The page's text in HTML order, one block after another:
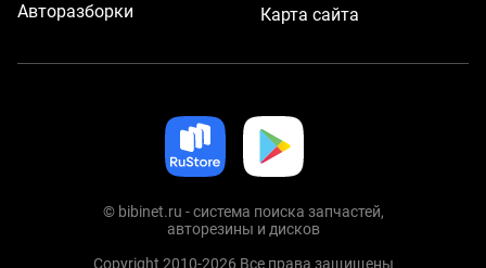
Авторазборки Карта сайта
© bibinet.ru - система поиска запчастей,
авторезины и дисков
Copyright 2010-2026 Все права защищены